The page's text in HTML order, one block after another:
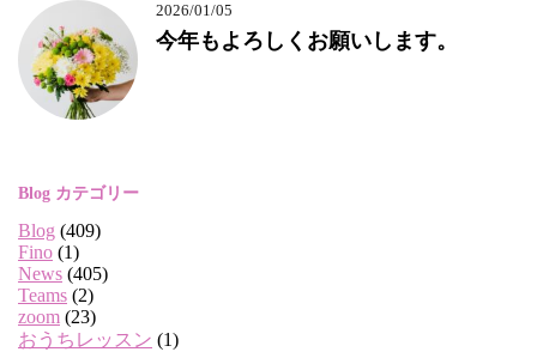
2026/01/05
今年もよろしくお願いします。
Blog カテゴリー
Blog (409)
Fino (1)
News (405)
Teams (2)
zoom (23)
おうちレッスン (1)